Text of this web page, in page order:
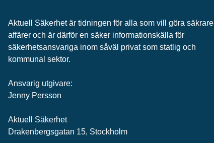
Aktuell Säkerhet är tidningen för alla som vill göra säkrare
affärer och är därför en säker informationskälla för
säkerhets­ansvariga inom såväl privat som statlig och
kommunal sektor.
Ansvarig utgivare:
Jenny Persson
Aktuell Säkerhet
Drakenbergsgatan 15, Stockholm